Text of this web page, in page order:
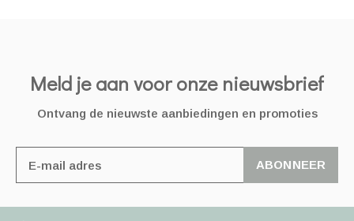
Meld je aan voor onze nieuwsbrief
Ontvang de nieuwste aanbiedingen en promoties
ABONNEER